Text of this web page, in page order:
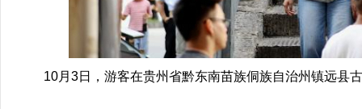
10月3日，游客在贵州省黔东南苗族侗族自治州镇远县